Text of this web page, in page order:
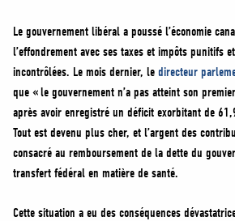
Le gouvernement libéral a poussé l’économie
l’effondrement avec ses taxes et impôts punitifs
incontrôlées. Le mois dernier, le directeur
que « le gouvernement n’a pas atteint son
après avoir enregistré un déficit exorbitant de
Tout est devenu plus cher, et l’argent des
consacré au remboursement de la dette du
transfert fédéral en matière de santé.
Cette situation a eu des conséquences